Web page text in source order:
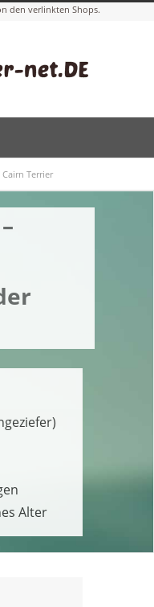
Cairn Terrier
Alter